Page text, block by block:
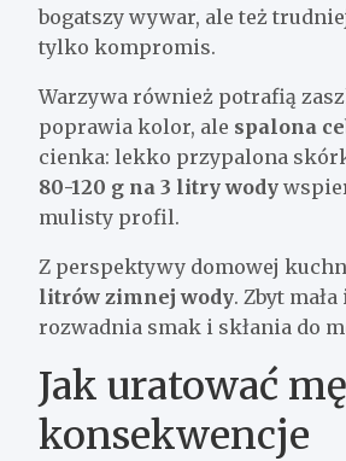
bogatszy wywar, ale też
tylko kompromis.
Warzywa również potrafią
poprawia kolor, ale spalona
cienka: lekko przypalona
80-120 g na 3 litry wody
mulisty profil.
Z perspektywy domowej
litrów zimnej wody. Zbyt
rozwadnia smak i skłania do
Jak uratować
konsekwencje